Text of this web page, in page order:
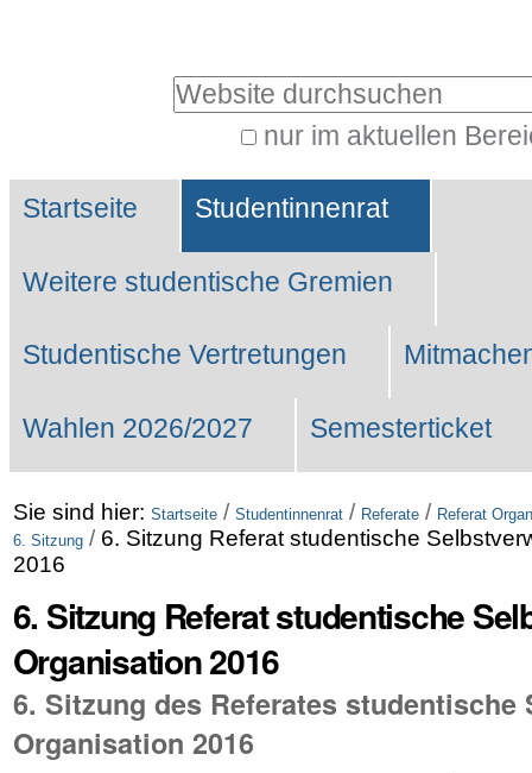
Website durchsuchen
nur im aktuellen
Suche…
Sektionen
Startseite Studentinnenrat
Weitere studentische Gremien
Studentische Vertretungen
Wahlen 2026/2027 Semesterticket
Sie sind hier: Startseite / Studentinnenrat / Referate / Referat
6. Sitzung / 6. Sitzung Referat studentische
2016
6. Sitzung Referat studentische
Organisation 2016
6. Sitzung des Referates
Organisation 2016